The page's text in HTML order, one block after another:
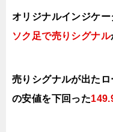
オリジナルインジケー
ソク足で売り シグナル
売りシグナルが出た
の安値を下回った